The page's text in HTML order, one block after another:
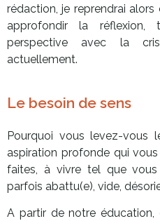
rédaction, je reprendrai
approfondir la
perspective avec la
actuellement.
Le besoin de sens
Pourquoi vous levez-vous
aspiration profonde qui
faites, à vivre tel que
parfois abattu(e), vide,
A partir de notre éducation,